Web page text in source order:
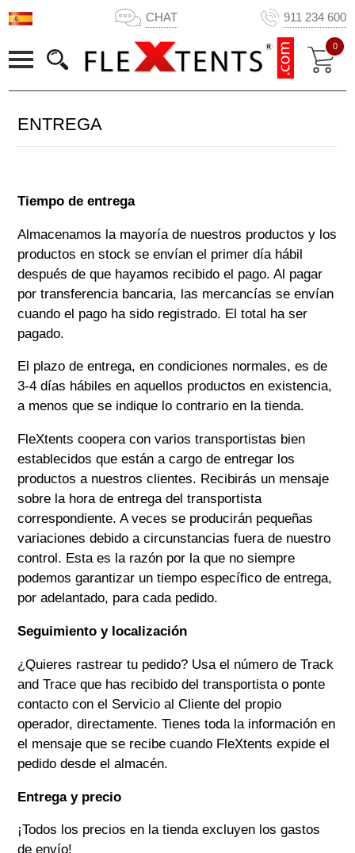
CHAT 911 234 600
0
ENTREGA
Tiempo de entrega
Almacenamos la mayoría de nuestros productos y los
productos en stock se envían el primer día hábil
después de que hayamos recibido el pago. Al pagar
por transferencia bancaria, las mercancías se envían
cuando el pago ha sido registrado. El total ha ser
pagado.
El plazo de entrega, en condiciones normales, es de
3-4 días hábiles en aquellos productos en existencia,
a menos que se indique lo contrario en la tienda.
FleXtents coopera con varios transportistas bien
establecidos que están a cargo de entregar los
productos a nuestros clientes. Recibirás un mensaje
sobre la hora de entrega del transportista
correspondiente. A veces se producirán pequeñas
variaciones debido a circunstancias fuera de nuestro
control. Esta es la razón por la que no siempre
podemos garantizar un tiempo específico de entrega,
por adelantado, para cada pedido.
Seguimiento y localización
¿Quieres rastrear tu pedido? Usa el número de Track
and Trace que has recibido del transportista o ponte
contacto con el Servicio al Cliente del propio
operador, directamente. Tienes toda la información en
el mensaje que se recibe cuando FleXtents expide el
pedido desde el almacén.
Entrega y precio
¡Todos los precios en la tienda excluyen los gastos
de envío!